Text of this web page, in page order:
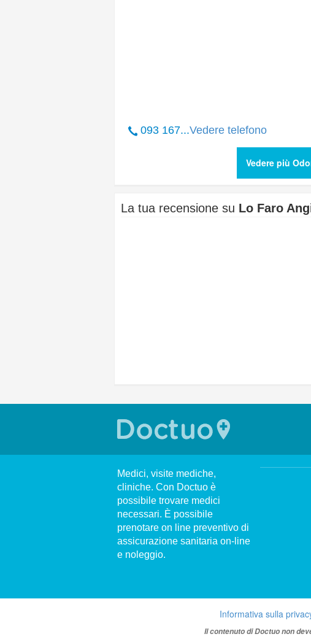
093 167...Vedere telefono
Vedere più
La tua recensione su Lo Faro
Medici, visite mediche,
cliniche. Con Doctuo è
possibile trovare medici
necessari. È possibile
prenotare on line preventivo di
assicurazione sanitaria on-line
e noleggio.
Informativa sulla
Il contenuto di Doctuo non